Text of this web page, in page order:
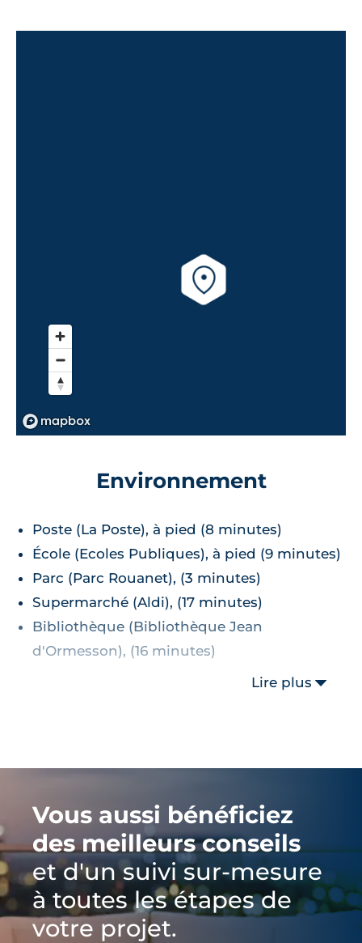
Environnement
Poste (La Poste), à pied (8 minutes)
École (Ecoles Publiques), à pied (9 minutes)
Parc (Parc Rouanet), (3 minutes)
Supermarché (Aldi), (17 minutes)
Bibliothèque (Bibliothèque Jean
d'Ormesson), (16 minutes)
Lire plus
Vous aussi bénéficiez
des meilleurs conseils
et d'un suivi sur-mesure
à toutes les étapes de
votre projet.